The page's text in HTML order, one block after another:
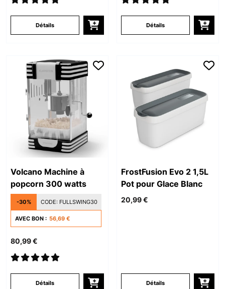
Détails Détails
Volcano Machine à
popcorn 300 watts
-30% CODE: FULLSWING30
AVEC BON : 56,69 €
80,99 €
Détails
FrostFusion Evo 2 1,5L
Pot pour Glace Blanc
20,99 €
Détails